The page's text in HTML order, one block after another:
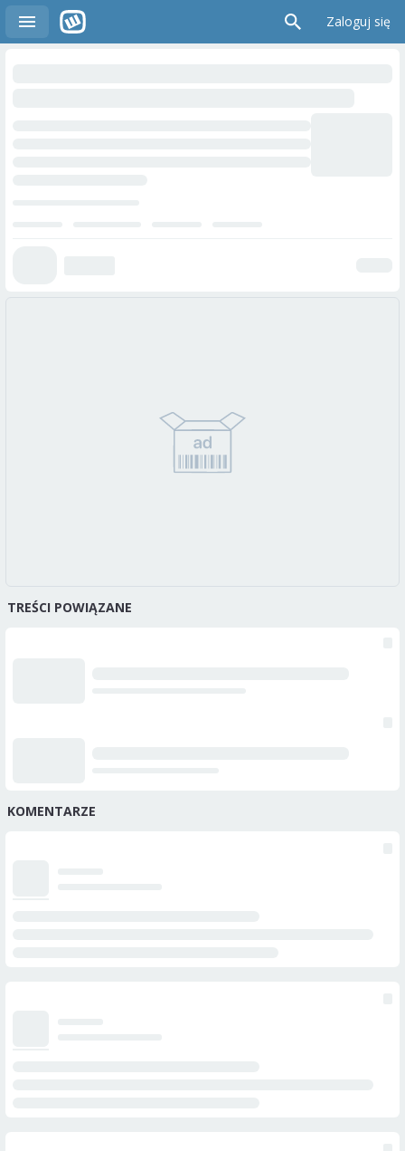
Zaloguj się
TREŚCI POWIĄZANE
KOMENTARZE